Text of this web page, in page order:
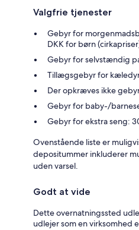
Valgfrie tjenester
Gebyr for
DKK for børn
Gebyr for selvstændig
Tillægsgebyr for
Der opkræves ikke
Gebyr for baby-/
Gebyr for ekstra seng:
Ovenstående liste er
depositummer inkluderer
uden varsel.
Godt at vide
Dette overnatningssted
udlejer som en virksomhed